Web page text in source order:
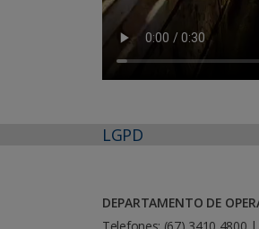
LGPD
DEPARTAMENTO DE